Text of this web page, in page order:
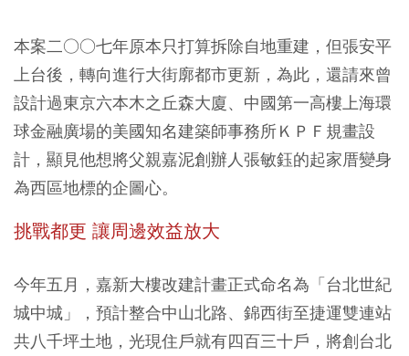
本案二○○七年原本只打算拆除自地重建，但張安平
上台後，轉向進行大街廓都市更新，為此，還請來曾
設計過東京六本木之丘森大廈、中國第一高樓上海環
球金融廣場的美國知名建築師事務所ＫＰＦ規畫設
計，顯見他想將父親嘉泥創辦人張敏鈺的起家厝變身
為西區地標的企圖心。
挑戰都更 讓周邊效益放大
今年五月，嘉新大樓改建計畫正式命名為「台北世紀
城中城」，預計整合中山北路、錦西街至捷運雙連站
共八千坪土地，光現住戶就有四百三十戶，將創台北